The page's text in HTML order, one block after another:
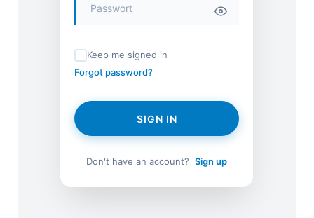
Keep me signed in
Forgot password?
SIGN IN
Don't have an account? Sign up